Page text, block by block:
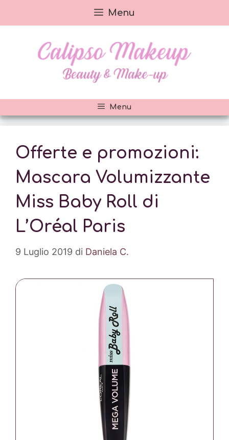
al
Menu
Menu
Offerte e promozioni:
Mascara Volumizzante
Miss Baby Roll di
L’Oréal Paris
9 Luglio 2019 di Daniela C.